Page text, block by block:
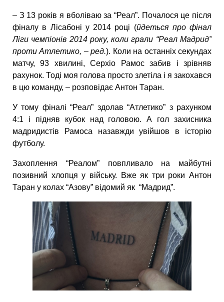
– З 13 років я вболіваю за “Реал”. Почалося це після
фіналу в Лісабоні у 2014 році (йдеться про фінал
Ліги чемпіонів 2014 року, коли грали “Реал Мадрид”
проти Атлетико, – ред.). Коли на останніх секундах
матчу, 93 хвилині, Серхіо Рамос забив і зрівняв
рахунок. Тоді моя голова просто злетіла і я закохався
в цю команду, – розповідає Антон Таран.
У тому фіналі “Реал” здолав “Атлетико” з рахунком
4:1 і підняв кубок над головою. А гол захисника
мадридистів Рамоса назавжди увійшов в історію
футболу.
Захоплення “Реалом” повпливало на майбутні
позивний хлопця у війську. Вже як три роки Антон
Таран у колах “Азову” відомий як “Мадрид”.